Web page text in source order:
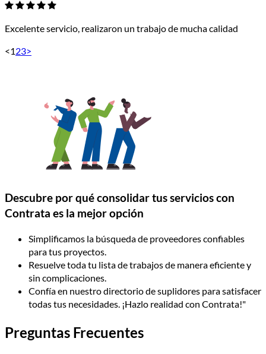
Excelente servicio, realizaron un trabajo de mucha calidad
<123>
Descubre por qué consolidar tus servicios con
Contrata es la mejor opción
Simplificamos la búsqueda de proveedores confiables
para tus proyectos.
Resuelve toda tu lista de trabajos de manera eficiente y
sin complicaciones.
Confía en nuestro directorio de suplidores para satisfacer
todas tus necesidades. ¡Hazlo realidad con Contrata!"
Preguntas Frecuentes